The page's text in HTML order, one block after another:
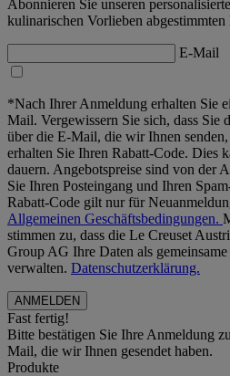
Abonnieren Sie unseren
kulinarischen Vorlieben abgestimmten
E-Mail
*Nach Ihrer Anmeldung erhalten Sie
Mail. Vergewissern Sie sich, dass Sie
über die E-Mail, die wir Ihnen
erhalten Sie Ihren Rabatt-Code. Dies
dauern. Angebotspreise sind von der
Sie Ihren Posteingang und Ihren
Rabatt-Code gilt nur für
Allgemeinen Geschäftsbedingungen.
stimmen zu, dass die Le Creuset
Group AG Ihre Daten als
verwalten. Datenschutzerklärung.
Fast fertig!
Bitte bestätigen Sie Ihre Anmeldung
Mail, die wir Ihnen gesendet haben.
Produkte